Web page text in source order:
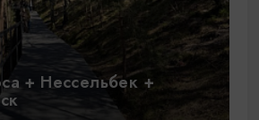
+ Нессельбек +